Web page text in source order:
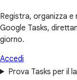
Registra, organizza
Google Tasks,
giorno.
Accedi
Prova Tasks per il